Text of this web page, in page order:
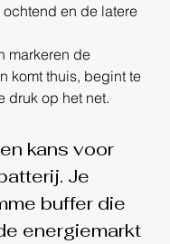
en de latere
markeren de
komt thuis, begint te
druk op het net.
kans voor
Je
buffer die
energiemarkt